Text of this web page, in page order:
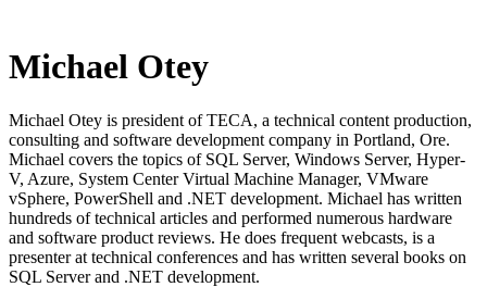
Michael Otey
Michael Otey is president of TECA, a technical content production,
consulting and software development company in Portland, Ore.
Michael covers the topics of SQL Server, Windows Server, Hyper-
V, Azure, System Center Virtual Machine Manager, VMware
vSphere, PowerShell and .NET development. Michael has written
hundreds of technical articles and performed numerous hardware
and software product reviews. He does frequent webcasts, is a
presenter at technical conferences and has written several books on
SQL Server and .NET development.